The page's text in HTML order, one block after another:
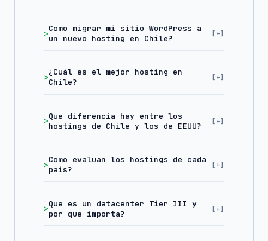
Como migrar mi sitio WordPress a
un nuevo hosting en Chile?
¿Cuál es el mejor hosting en
Chile?
Que diferencia hay entre los
hostings de Chile y los de EEUU?
Como evaluan los hostings de cada
pais?
Que es un datacenter Tier III y
por que importa?